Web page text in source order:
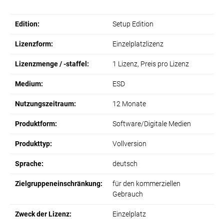
Edition: Setup Edition
Lizenzform: Einzelplatzlizenz
Lizenzmenge / -staffel: 1 Lizenz, Preis pro Lizenz
Medium: ESD
Nutzungszeitraum: 12 Monate
Produktform: Software/Digitale Medien
Produkttyp: Vollversion
Sprache: deutsch
Zielgruppeneinschränkung:
für den kommerziellen
Gebrauch
Zweck der Lizenz: Einzelplatz